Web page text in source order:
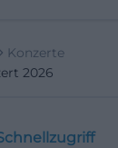
Konzerte
2026